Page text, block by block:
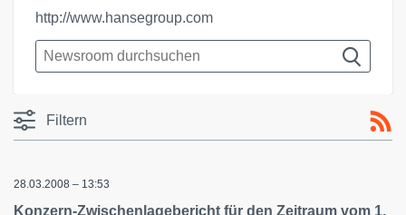
http://www.hansegroup.com
Filtern
28.03.2008 – 13:53
Konzern-Zwischenlagebericht für den Zeitraum vom 1.